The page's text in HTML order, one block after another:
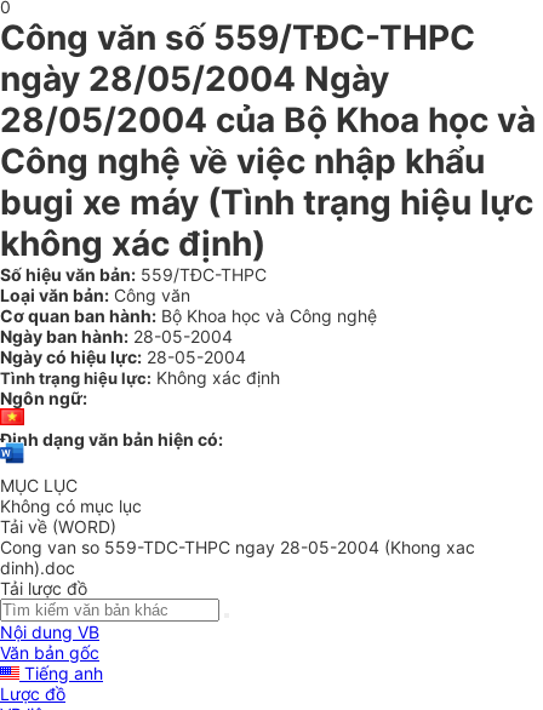
0
Công văn số 559/TĐC-THPC
ngày 28/05/2004 Ngày
28/05/2004 của Bộ Khoa học và
Công nghệ về việc nhập khẩu
bugi xe máy (Tình trạng hiệu lực
không xác định)
Số hiệu văn bản: 559/TĐC-THPC
Loại văn bản: Công văn
Cơ quan ban hành: Bộ Khoa học và Công nghệ
Ngày ban hành: 28-05-2004
Ngày có hiệu lực: 28-05-2004
Tình trạng hiệu lực: Không xác định
Ngôn ngữ:
Định dạng văn bản hiện có:
MỤC LỤC
Không có mục lục
Tải về (WORD)
Cong van so 559-TDC-THPC ngay 28-05-2004 (Khong xac
dinh).doc
Tải lược đồ
Nội dung VB
Văn bản gốc
Tiếng anh
Lược đồ